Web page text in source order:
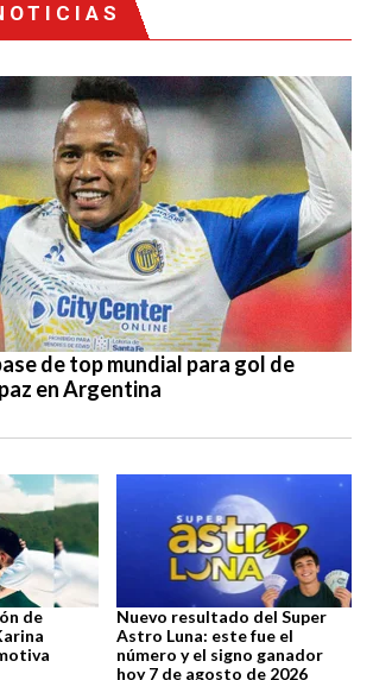
de top mundial para gol de
en Argentina
de
Nuevo resultado del Super
Astro Luna: este fue el
número y el signo ganador
hoy 7 de agosto de 2026